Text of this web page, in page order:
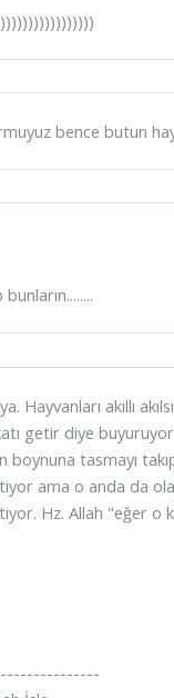
bence butun
akıllı
getir diye
tasmayı
ama o anda da
Hz. Allah